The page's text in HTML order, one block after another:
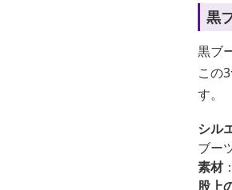
黒
黒ブ
この
す。
シル
ブー
素材
股上